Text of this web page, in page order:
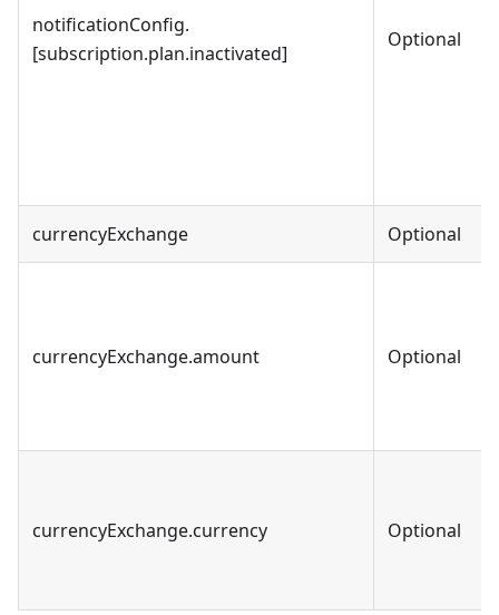
notificationConfig.
[subscription.plan.inactivated]
Optional
currencyExchange Optional
currencyExchange.amount Optional
currencyExchange.currency Optional